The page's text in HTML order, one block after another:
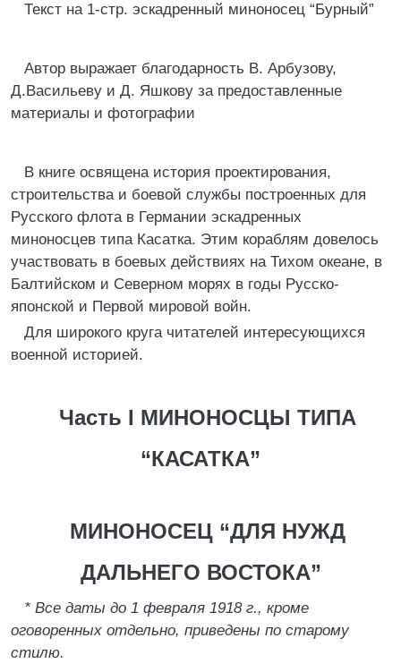
Текст на 1-стр. эскадренный миноносец “Бурный”
Автор выражает благодарность В. Арбузову,
Д.Васильеву и Д. Яшкову за предоставленные
материалы и фотографии
В книге освящена история проектирования,
строительства и боевой службы построенных для
Русского флота в Германии эскадренных
миноносцев типа Касатка. Этим кораблям довелось
участвовать в боевых действиях на Тихом океане, в
Балтийском и Северном морях в годы Русско-
японской и Первой мировой войн.
Для широкого круга читателей интересующихся
военной историей.
Часть I МИНОНОСЦЫ ТИПА
“КАСАТКА”
МИНОНОСЕЦ “ДЛЯ НУЖД
ДАЛЬНЕГО ВОСТОКА”
* Все даты до 1 февраля 1918 г., кроме
оговоренных отдельно, приведены по старому
стилю.